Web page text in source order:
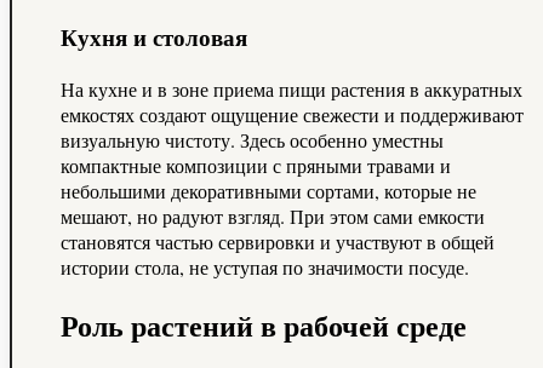
Кухня и столовая
На кухне и в зоне приема пищи растения в аккуратных
емкостях создают ощущение свежести и поддерживают
визуальную чистоту. Здесь особенно уместны
компактные композиции с пряными травами и
небольшими декоративными сортами, которые не
мешают, но радуют взгляд. При этом сами емкости
становятся частью сервировки и участвуют в общей
истории стола, не уступая по значимости посуде.
Роль растений в рабочей среде